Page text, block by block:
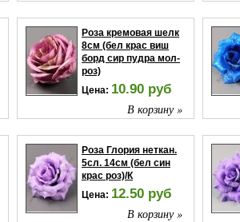
Роза кремовая шелк
8см (бел крас виш
борд сир пудра мол-
роз)
Цена: 10.90 руб
В корзину »
Роза Глория неткан.
5сл. 14см (бел син
крас роз)/К
Цена: 12.50 руб
В корзину »